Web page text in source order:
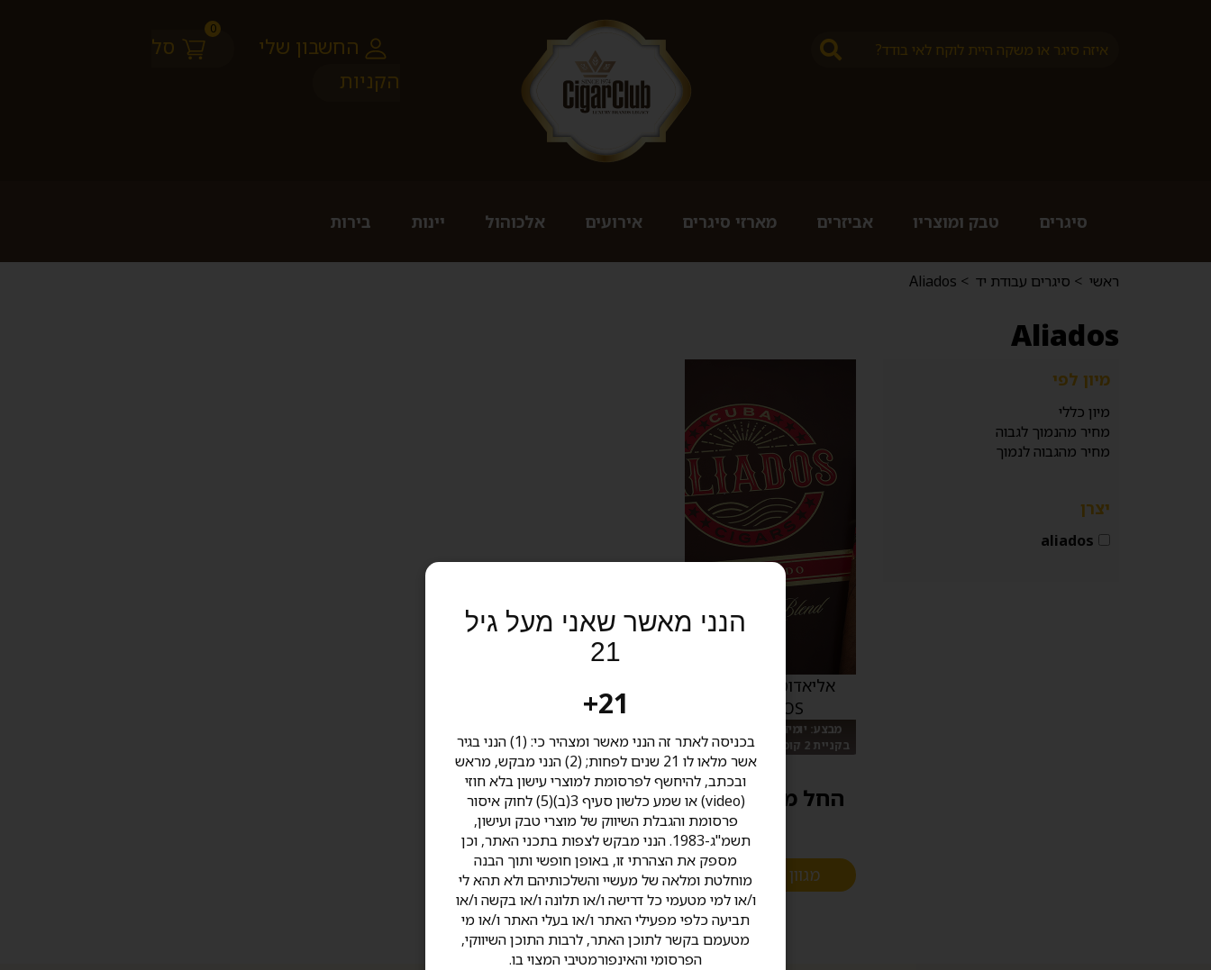
החשבון שלי
סל
הקניות
0
סיגרים טבק ומוצריו אביזרים מארזי סיגרים אירועים אלכוהול יינות בירות
ראשי > סיגרים עבודת יד >
Aliados
Aliados
אליאדוס - דה לוקס
ALIADOS
מבצע: יומידור נסיעות מתנה
בקניית 2 קופסאות (40 סיגרים)
החל מ 52.00 ₪
מגוון אפשרויות
מיון לפי
מיון כללי
מחיר מהנמוך לגבוה
מחיר מהגבוה לנמוך
יצרן
aliados
הנני מאשר שאני מעל גיל
21
21+
בכניסה לאתר זה הנני מאשר ומצהיר כי: (1) הנני בגיר
אשר מלאו לו 21 שנים לפחות; (2) הנני מבקש, מראש
ובכתב, להיחשף לפרסומת למוצרי עישון בלא חוזי
(video) או שמע כלשון סעיף 3(ב)(5) לחוק איסור
פרסומת והגבלת השיווק של מוצרי טבק ועישון,
תשמ"ג-1983. הנני מבקש לצפות בתכני האתר, וכן
מספק את הצהרתי זו, באופן חופשי ותוך הבנה
מוחלטת ומלאה של מעשיי והשלכותיהם ולא תהא לי
ו/או למי מטעמי כל דרישה ו/או תלונה ו/או בקשה ו/או
תביעה כלפי מפעילי האתר ו/או בעלי האתר ו/או מי
מטעמם בקשר לתוכן האתר, לרבות התוכן השיווקי,
הפרסומי והאינפורמטיבי המצוי בו.